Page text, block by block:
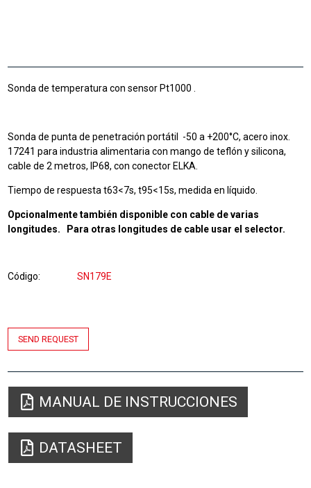
Sonda de temperatura con sensor Pt1000 .
Sonda de punta de penetración portátil -50 a +200°C, acero inox.
17241 para industria alimentaria con mango de teflón y silicona,
cable de 2 metros, IP68, con conector ELKA.
Tiempo de respuesta t63<7s, t95<15s, medida en líquido.
Opcionalmente también disponible con cable de varias
longitudes. Para otras longitudes de cable usar el selector.
Código SN179E
SEND REQUEST
MANUAL DE INSTRUCCIONES
DATASHEET